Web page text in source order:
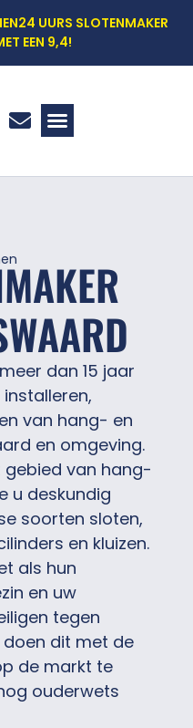
24 UURS SLOTENMAKER
EEN 9,4!
dan 15 jaar
van hang- en
en omgeving.
gebied van hang-
u deskundig
soorten sloten,
en kluizen.
als hun
en uw
tegen
doen dit met de
de markt te
ouderwets